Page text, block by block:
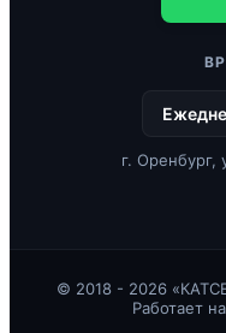
г. Оренбург,
© 2018 - 2026
Работает